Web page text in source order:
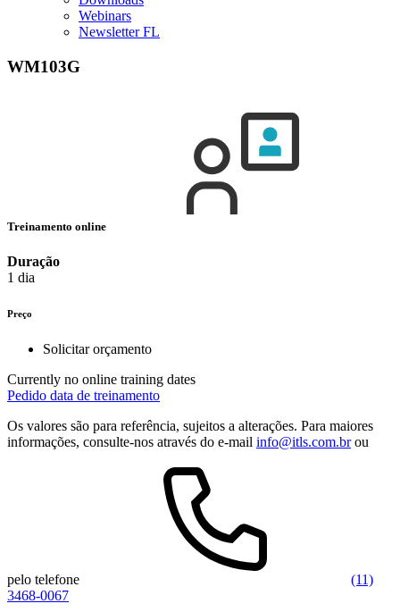
Webinars
Newsletter FL
WM103G
Treinamento online
Duração
1 dia
Preço
Solicitar orçamento
Currently no online training dates
Pedido data de treinamento
Os valores são para referência, sujeitos a alterações. Para maiores
informações, consulte-nos através do e-mail info@itls.com.brou
pelo telefone
(11)
3468-0067